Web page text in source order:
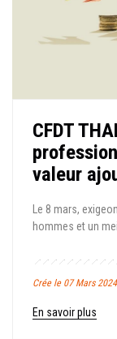
CFDT
valeur
Le 8 mars,
hommes et un
Crée le 07 Mars
En savoir plus